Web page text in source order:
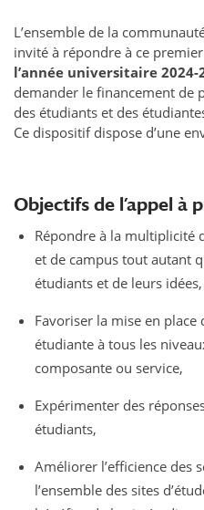
L’ensemble de la
invité à répondre à ce premier
l’année universitaire 2024-
demander le financement de
des étudiants et des
Ce dispositif dispose d’une
Objectifs de l’appel à
Répondre à la multiplicité
et de campus tout autant
étudiants et de leurs idées,
Favoriser la mise en place
étudiante à tous les
composante ou service,
Expérimenter des
étudiants,
Améliorer l’efficience des
l’ensemble des sites